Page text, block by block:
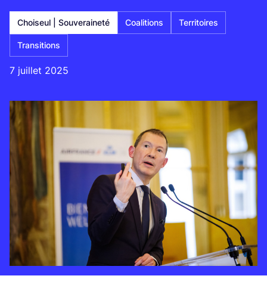
Choiseul | Souveraineté Coalitions Territoires
Transitions
7 juillet 2025